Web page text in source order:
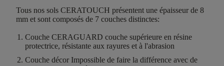
Tous nos sols CERATOUCH présentent une épaisseur de 8
mm et sont composés de 7 couches distinctes:
Couche CERAGUARD couche supérieure en résine
protectrice, résistante aux rayures et à l'abrasion
Couche décor Impossible de faire la différence avec de